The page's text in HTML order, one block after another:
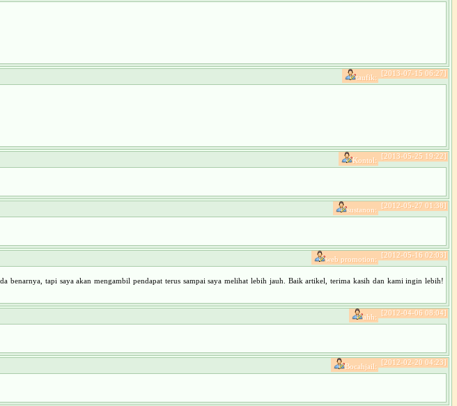
[2013-07-15 06:27]
taufik:
[2013-05-25 19:22]
Kontol:
[2012-05-27 01:38]
sustanon:
[2012-05-16 02:03]
web promotion:
tapi saya akan mengambil pendapat terus sampai saya melihat lebih jauh. Baik artikel, terima kasih dan kami ingin lebih!
[2012-04-06 08:04]
ahh:
[2012-02-20 04:23]
Bocahjail: